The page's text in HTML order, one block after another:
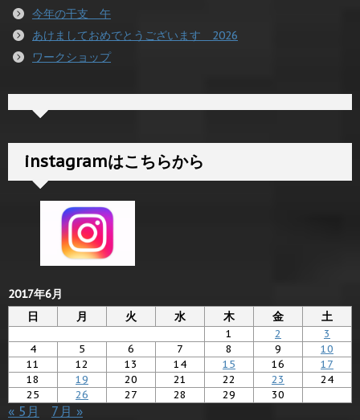
今年の干支 午
あけましておめでとうございます 2026
ワークショップ
instagramはこちらから
2017年6月
日
月 火 水 木 金 土
1 2
3
4
5 6 7 8 9
10
11
12 13 14 15 16
17
18
19 20 21 22 23
24
25
26 27 28 29 30
« 5月 7月 »